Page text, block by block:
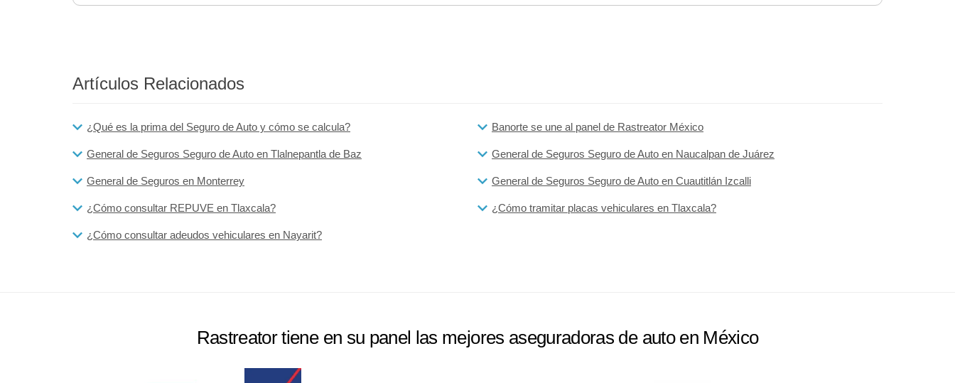
Artículos Relacionados
¿Qué es la prima del Seguro de Auto y cómo se calcula? Banorte se une al panel de Rastreator México
General de Seguros Seguro de Auto en Tlalnepantla de Baz General de Seguros Seguro de Auto en Naucalpan de Juárez
General de Seguros en Monterrey General de Seguros Seguro de Auto en Cuautitlán Izcalli
¿Cómo consultar REPUVE en Tlaxcala? ¿Cómo tramitar placas vehiculares en Tlaxcala?
¿Cómo consultar adeudos vehiculares en Nayarit?
Rastreator tiene en su panel las mejores aseguradoras de auto en México